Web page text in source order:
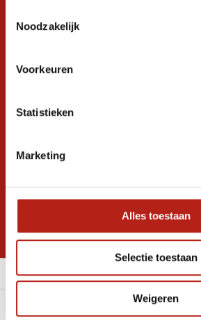
Noodzakelijk
Voorkeuren
Statistieken
Marketing
Alles toestaan
Selectie toestaan
Weigeren
Snel antwoord op je vraag?
graag verder. 24/7
Ontvang de nieuwste
* Lees hier de wettelijke beperkingen
Meer informatie